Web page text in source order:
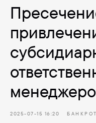
2025-07-15 16:20